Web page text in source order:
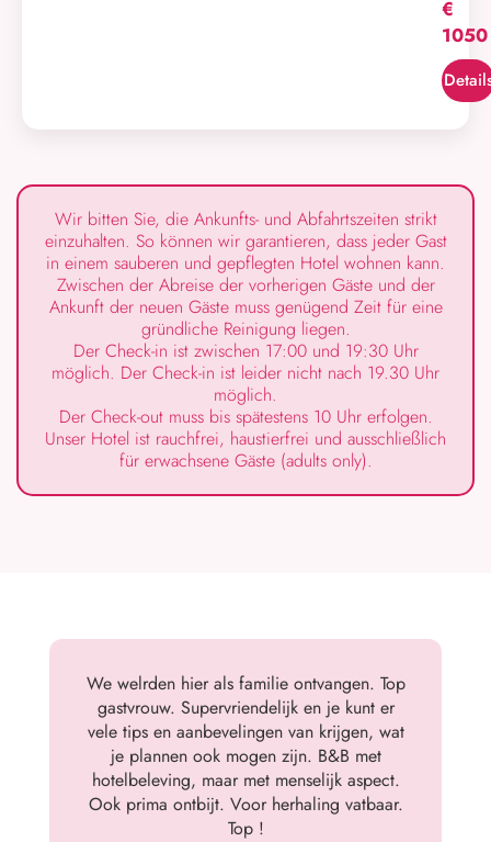
€
1050
Wir bitten Sie, die Ankunfts- und Abfahrtszeiten strikt
einzuhalten. So können wir garantieren, dass jeder Gast
in einem sauberen und gepflegten Hotel wohnen kann.
Zwischen der Abreise der vorherigen Gäste und der
Ankunft der neuen Gäste muss genügend Zeit für eine
gründliche Reinigung liegen.
Der Check-in ist zwischen 17:00 und 19:30 Uhr
möglich. Der Check-in ist leider nicht nach 19.30 Uhr
möglich.
Der Check-out muss bis spätestens 10 Uhr erfolgen.
Unser Hotel ist rauchfrei, haustierfrei und ausschließlich
für erwachsene Gäste (adults only).
We welrden hier als familie ontvangen. Top
gastvrouw. Supervriendelijk en je kunt er
vele tips en aanbevelingen van krijgen, wat
je plannen ook mogen zijn. B&B met
hotelbeleving, maar met menselijk aspect.
Ook prima ontbijt. Voor herhaling vatbaar.
Top !